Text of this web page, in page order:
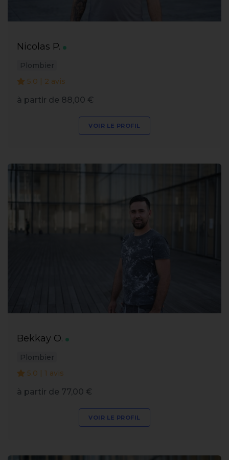
Nicolas P.
Plombier
5.0 | 2 avis
à partir de 88,00 €
VOIR LE PROFIL
Bekkay O.
Plombier
5.0 | 1 avis
à partir de 77,00 €
VOIR LE PROFIL